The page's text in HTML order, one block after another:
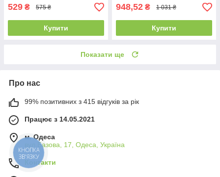
529 ₴ 575 ₴
Купити
948,52 ₴ 1 031 ₴
Купити
Показати ще
Про нас
99% позитивних з 415 відгуків за рік
Працює з 14.05.2021
м. Одеса
вул.Базова, 17, Одеса, Україна
Контакти
КНОПКА
ЗВ'ЯЗКУ